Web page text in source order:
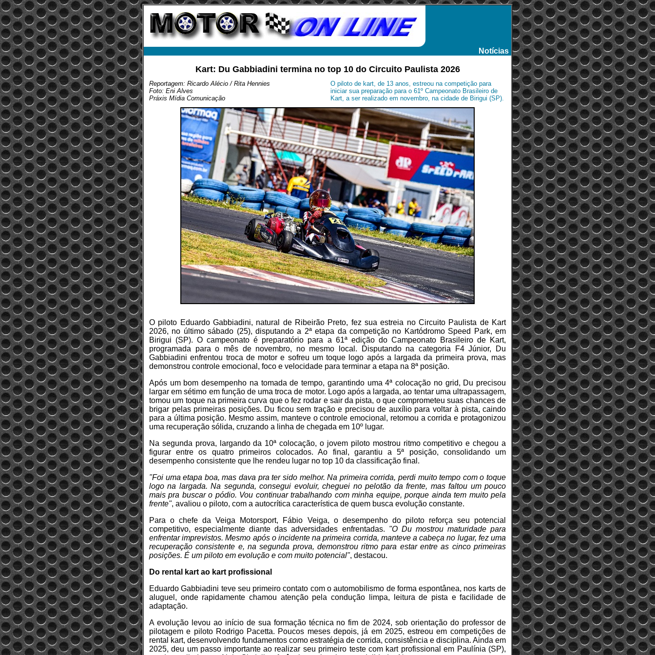
Notícias
Kart: Du Gabbiadini termina no top 10 do Circuito Paulista 2026
Reportagem: Ricardo Alécio / Rita Hennies
Foto: Eni Alves
Práxis Mídia Comunicação
O piloto de kart, de 13 anos, estreou na competição para
iniciar sua preparação para o 61º Campeonato Brasileiro de
Kart, a ser realizado em novembro, na cidade de Birigui (SP).
O piloto Eduardo Gabbiadini, natural de Ribeirão Preto, fez sua estreia no Circuito Paulista de Kart
2026, no último sábado (25), disputando a 2ª etapa da competição no Kartódromo Speed Park, em
Birigui (SP). O campeonato é preparatório para a 61ª edição do Campeonato Brasileiro de Kart,
programada para o mês de novembro, no mesmo local. Disputando na categoria F4 Júnior, Du
Gabbiadini enfrentou troca de motor e sofreu um toque logo após a largada da primeira prova, mas
demonstrou controle emocional, foco e velocidade para terminar a etapa na 8ª posição.
Após um bom desempenho na tomada de tempo, garantindo uma 4ª colocação no grid, Du precisou
largar em sétimo em função de uma troca de motor. Logo após a largada, ao tentar uma ultrapassagem,
tomou um toque na primeira curva que o fez rodar e sair da pista, o que comprometeu suas chances de
brigar pelas primeiras posições. Du ficou sem tração e precisou de auxílio para voltar à pista, caindo
para a última posição. Mesmo assim, manteve o controle emocional, retomou a corrida e protagonizou
uma recuperação sólida, cruzando a linha de chegada em 10º lugar.
Na segunda prova, largando da 10ª colocação, o jovem piloto mostrou ritmo competitivo e chegou a
figurar entre os quatro primeiros colocados. Ao final, garantiu a 5ª posição, consolidando um
desempenho consistente que lhe rendeu lugar no top 10 da classificação final.
"Foi uma etapa boa, mas dava pra ter sido melhor. Na primeira corrida, perdi muito tempo com o toque
logo na largada. Na segunda, consegui evoluir, cheguei no pelotão da frente, mas faltou um pouco
mais pra buscar o pódio. Vou continuar trabalhando com minha equipe, porque ainda tem muito pela
frente", avaliou o piloto, com a autocrítica característica de quem busca evolução constante.
Para o chefe da Veiga Motorsport, Fábio Veiga, o desempenho do piloto reforça seu potencial
competitivo, especialmente diante das adversidades enfrentadas. "O Du mostrou maturidade para
enfrentar imprevistos. Mesmo após o incidente na primeira corrida, manteve a cabeça no lugar, fez uma
recuperação consistente e, na segunda prova, demonstrou ritmo para estar entre as cinco primeiras
posições. É um piloto em evolução e com muito potencial", destacou.
Do rental kart ao kart profissional
Eduardo Gabbiadini teve seu primeiro contato com o automobilismo de forma espontânea, nos karts de
aluguel, onde rapidamente chamou atenção pela condução limpa, leitura de pista e facilidade de
adaptação.
A evolução levou ao início de sua formação técnica no fim de 2024, sob orientação do professor de
pilotagem e piloto Rodrigo Pacetta. Poucos meses depois, já em 2025, estreou em competições de
rental kart, desenvolvendo fundamentos como estratégia de corrida, consistência e disciplina. Ainda em
2025, deu um passo importante ao realizar seu primeiro teste com kart profissional em Paulínia (SP),